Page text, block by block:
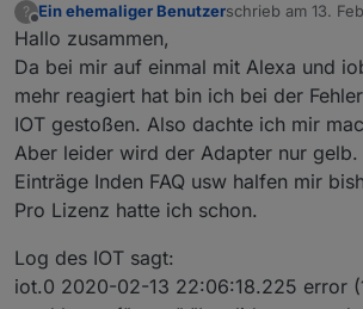
?
Offline
Ein ehemaliger Benutzerschrieb am 13.
zuletzt editiert von
Hallo zusammen,
Da bei mir auf einmal mit Alexa und
mehr reagiert hat bin ich bei der
IOT gestoßen. Also dachte ich mir
Aber leider wird der Adapter nur gelb.
Einträge Inden FAQ usw halfen mir
Pro Lizenz hatte ich schon.
Log des IOT sagt:
iot.0 2020-02-13 22:06:18.225 error